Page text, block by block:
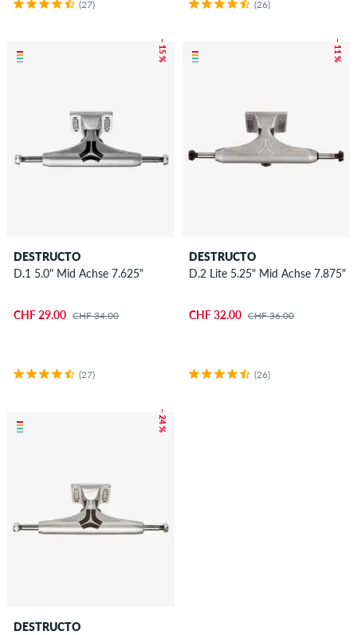
(27) (26)
– 15 %
DESTRUCTO
D.1 5.0" Mid Achse 7.625"
CHF 29.00 CHF 34.00
(27)
– 11 %
DESTRUCTO
D.2 Lite 5.25" Mid Achse 7.875"
CHF 32.00 CHF 36.00
(26)
– 24 %
DESTRUCTO